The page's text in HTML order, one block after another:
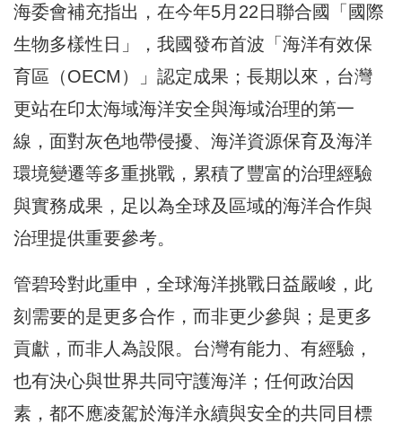
海委會補充指出，在今年5月22日聯合國「國際
生物多樣性日」，我國發布首波「海洋有效保
育區（OECM）」認定成果；長期以來，台灣
更站在印太海域海洋安全與海域治理的第一
線，面對灰色地帶侵擾、海洋資源保育及海洋
環境變遷等多重挑戰，累積了豐富的治理經驗
與實務成果，足以為全球及區域的海洋合作與
治理提供重要參考。
管碧玲對此重申，全球海洋挑戰日益嚴峻，此
刻需要的是更多合作，而非更少參與；是更多
貢獻，而非人為設限。台灣有能力、有經驗，
也有決心與世界共同守護海洋；任何政治因
素，都不應凌駕於海洋永續與安全的共同目標